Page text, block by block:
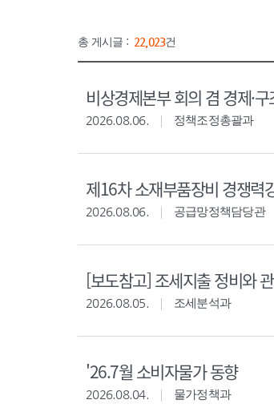
총 게시글 : 22,023건
비상경제본부 회의 겸 경제·
2026.08.06. 정책조정총괄과
제16차 소재부품장비 경쟁력
2026.08.06. 공급망정책담당관
[보도참고] 조세지출 정비와
2026.08.05. 조세분석과
'26.7월 소비자물가 동향
2026.08.04. 물가정책과